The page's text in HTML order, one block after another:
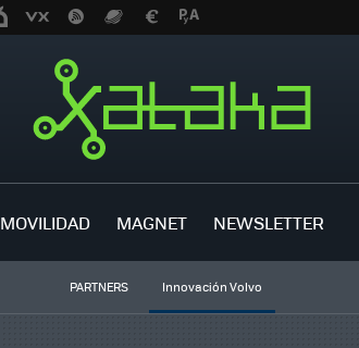
MOVILIDAD MAGNET NEWSLETTER
PARTNERS Innovación Volvo